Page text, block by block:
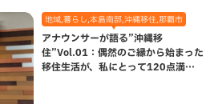
地域,暮らし,本島南部,沖縄移住,那覇市
アナウンサーが語る”沖縄移
住”Vol.01：偶然のご縁から始まった
移住生活が、私にとって120点満点